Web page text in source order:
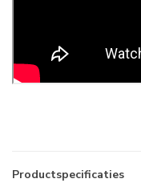
Productspecificaties